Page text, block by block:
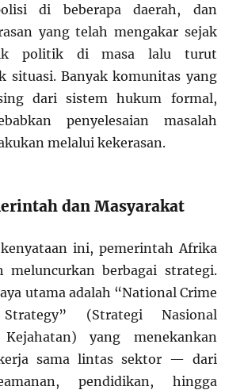
di beberapa daerah, dan
yang telah mengakar sejak
politik di masa lalu turut
situasi. Banyak komunitas yang
dari sistem hukum formal,
penyelesaian masalah
melalui kekerasan.
dan Masyarakat
ini, pemerintah Afrika
meluncurkan berbagai strategi.
utama adalah “National Crime
(Strategi Nasional
Kejahatan) yang menekankan
sama lintas sektor — dari
pendidikan, hingga